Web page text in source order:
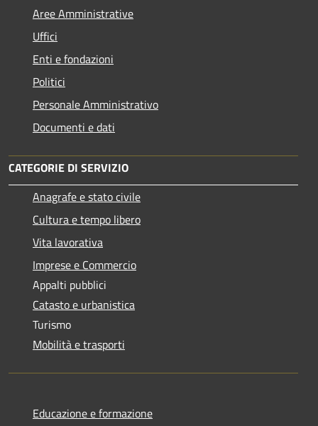
Aree Amministrative
Uffici
Enti e fondazioni
Politici
Personale Amministrativo
Documenti e dati
CATEGORIE DI SERVIZIO
Anagrafe e stato civile
Cultura e tempo libero
Vita lavorativa
Imprese e Commercio
Appalti pubblici
Catasto e urbanistica
Turismo
Mobilità e trasporti
Educazione e formazione